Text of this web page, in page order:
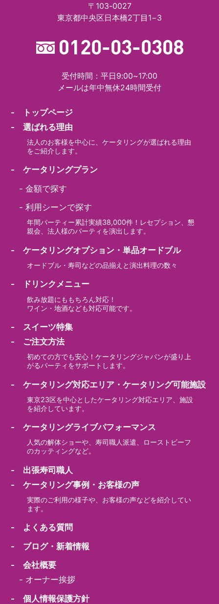
〒103-0027
東京都中央区日本橋2丁目1−3
受付時間：平日9:00~17:00
メールは年中無休24時間受付
- トップページ
- 選ばれる理由
法人のお客様を中心に、ケータリングが選ばれる理由
をご紹介します。
- ケータリングプラン
-金額で探す
-利用シーンで探す
年間パーティー累計実績38,000件！レセプション、懇
親会、法人様のパーティを演出します。
- ケータリングオプション・単品オードブル
オードブル・寿司などの品揃えと演出料理の数々
- ドリンクメニュー
飲み放題にももちろん対応！
ワイン・地酒なども対応可能です。
- スイーツ特集
- ご注文方法
初めての方でも安心！ケータリングジャパンが盛り上
がるパーティをサポートします。
- ケータリング対応エリア・ケータリング可能施設
東京23区を中心としたケータリング対応エリア、施設
を紹介しています。
- ケータリングライブパフォーマンス
人気の解体ショーや、寿司職人派遣、ローストビーフ
のカッティングなど。
- 出張寿司職人
- ケータリング事例・お客様の声
実際のご利用の様子や、お客様の声などを紹介してい
ます。
- よくある質問
- ブログ・新着情報
- 会社概要
- オーナー挨拶
- 個人情報保護方針